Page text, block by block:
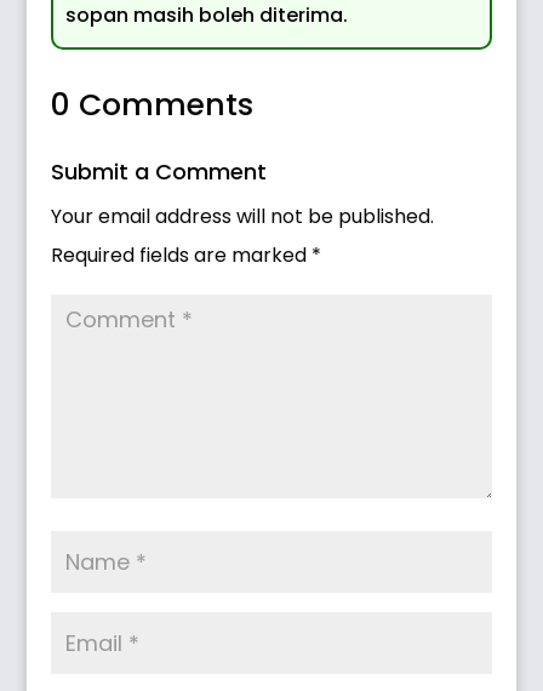
sopan masih boleh diterima.
0 Comments
Submit a Comment
Your email address will not be published.
Required fields are marked *